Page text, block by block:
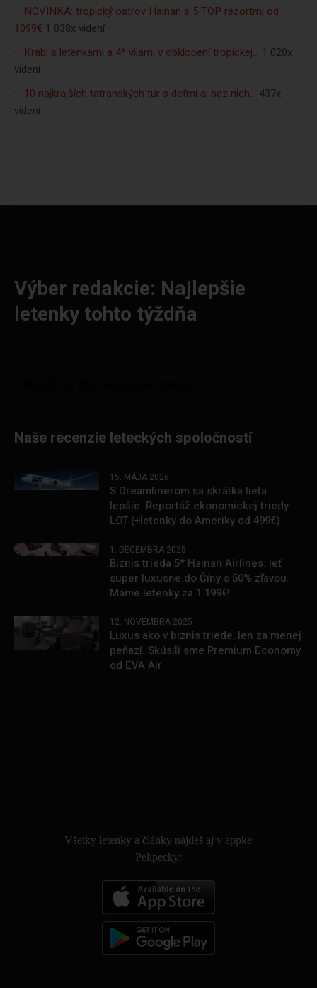
NOVINKA: tropický ostrov Hainan s 5 TOP rezortmi od
1099€ 1 038x videní
Krabi s letenkami a 4* vilami v obklopení tropickej… 1 020x
videní
10 najkrajších tatranských túr s deťmi aj bez nich… 437x
videní
Výber redakcie: Najlepšie
letenky tohto týždňa
Naše recenzie leteckých spoločností
15. MÁJA 2026
S Dreamlinerom sa skrátka lieta
lepšie. Reportáž ekonomickej triedy
LOT (+letenky do Ameriky od 499€)
1. DECEMBRA 2025
Biznis trieda 5* Hainan Airlines: leť
super luxusne do Číny s 50% zľavou.
Máme letenky za 1 199€!
12. NOVEMBRA 2025
Luxus ako v biznis triede, len za menej
peňazí. Skúsili sme Premium Economy
od EVA Air
Všetky letenky a články nájdeš aj v appke
Pelipecky: